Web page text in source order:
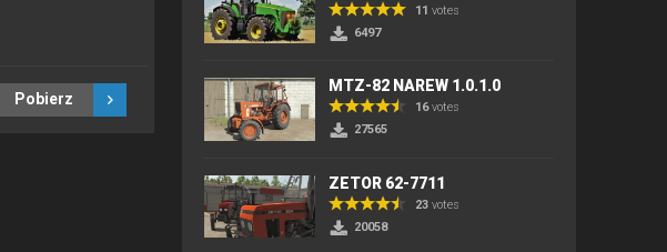
Pobierz
11 votes
6497
MTZ-82 NAREW 1.0.1.0
16votes
27565
ZETOR 62-7711
23 votes
20058